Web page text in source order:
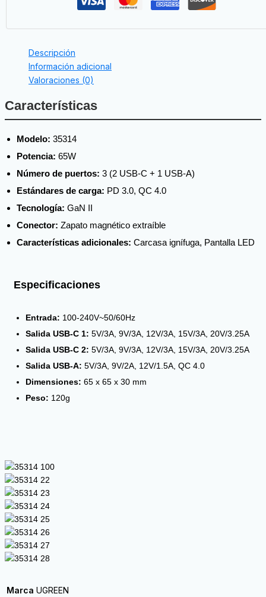
Descripción
Información adicional
Valoraciones (0)
Características
Modelo: 35314
Potencia: 65W
Número de puertos: 3 (2 USB-C + 1 USB-A)
Estándares de carga: PD 3.0, QC 4.0
Tecnología: GaN II
Conector: Zapato magnético extraíble
Características adicionales: Carcasa ignífuga, Pantalla LED
Especificaciones
Entrada: 100-240V~50/60Hz
Salida USB-C 1: 5V/3A, 9V/3A, 12V/3A, 15V/3A, 20V/3.25A
Salida USB-C 2: 5V/3A, 9V/3A, 12V/3A, 15V/3A, 20V/3.25A
Salida USB-A: 5V/3A, 9V/2A, 12V/1.5A, QC 4.0
Dimensiones: 65 x 65 x 30 mm
Peso: 120g
Marca UGREEN